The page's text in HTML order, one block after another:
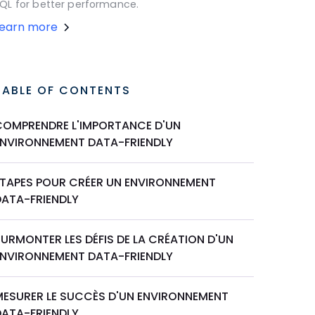
for better performance.
more
OF CONTENTS
L'IMPORTANCE D'UN
DATA-FRIENDLY
POUR CRÉER UN ENVIRONNEMENT
FRIENDLY
LES DÉFIS DE LA CRÉATION D'UN
DATA-FRIENDLY
LE SUCCÈS D'UN ENVIRONNEMENT